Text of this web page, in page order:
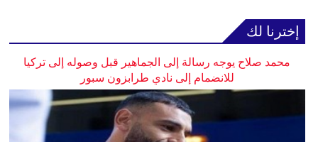
إخترنا لك
محمد صلاح يوجه رسالة إلى الجماهير قبل وصوله إلى تركيا
للانضمام إلى نادي طرابزون سبور